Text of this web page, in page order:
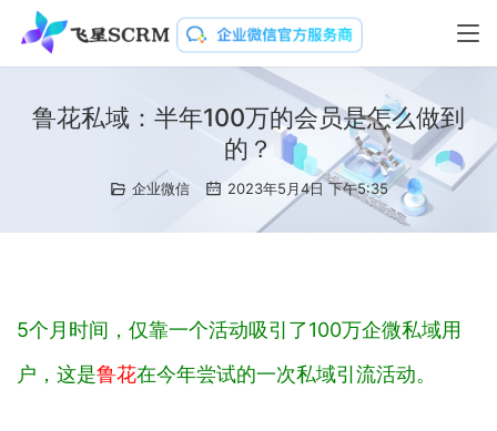
鲁花私域：半年100万的会员是怎么做到
的？
企业微信 2023年5月4日 下午5:35
5个月时间，仅靠一个活动吸引了100万企微私域用
户，这是鲁花在今年尝试的一次私域引流活动。